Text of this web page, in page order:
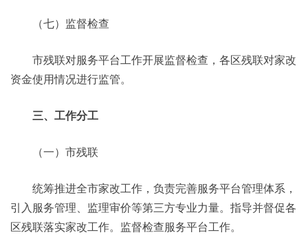
（七）监督检查
市残联对服务平台工作开展监督检查，各区残联对家改
资金使用情况进行监管。
三、工作分工
（一）市残联
统筹推进全市家改工作，负责完善服务平台管理体系，
引入服务管理、监理审价等第三方专业力量。指导并督促各
区残联落实家改工作。监督检查服务平台工作。